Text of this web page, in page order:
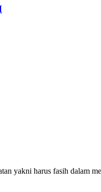
yakni harus fasih dalam